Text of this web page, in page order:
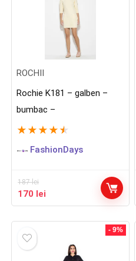
ROCHII
Rochie K181 – galben –
bumbac –
★ ★ ★ ★ ★
FashionDays
187lei
Prețul
inițial
187 lei.
170 lei
curent
- 9%